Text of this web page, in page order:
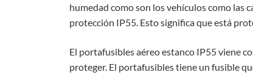
humedad como son los vehículos como las
protección IP55. Esto significa que está
El portafusibles aéreo estanco IP55 viene
proteger. El portafusibles tiene un fusible